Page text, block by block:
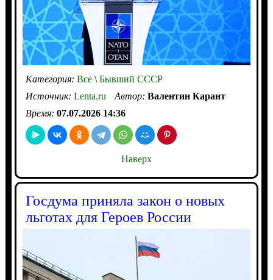
Категория: Все\Бывший СССР
Источник: Lenta.ru Автор: Валентин Карант
Время: 07.07.2026 14:36
Наверх
Госдума приняла закон о новых
льготах для Героев России